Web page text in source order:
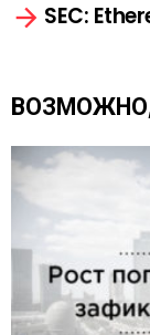
е
е
щ
е
SEC: